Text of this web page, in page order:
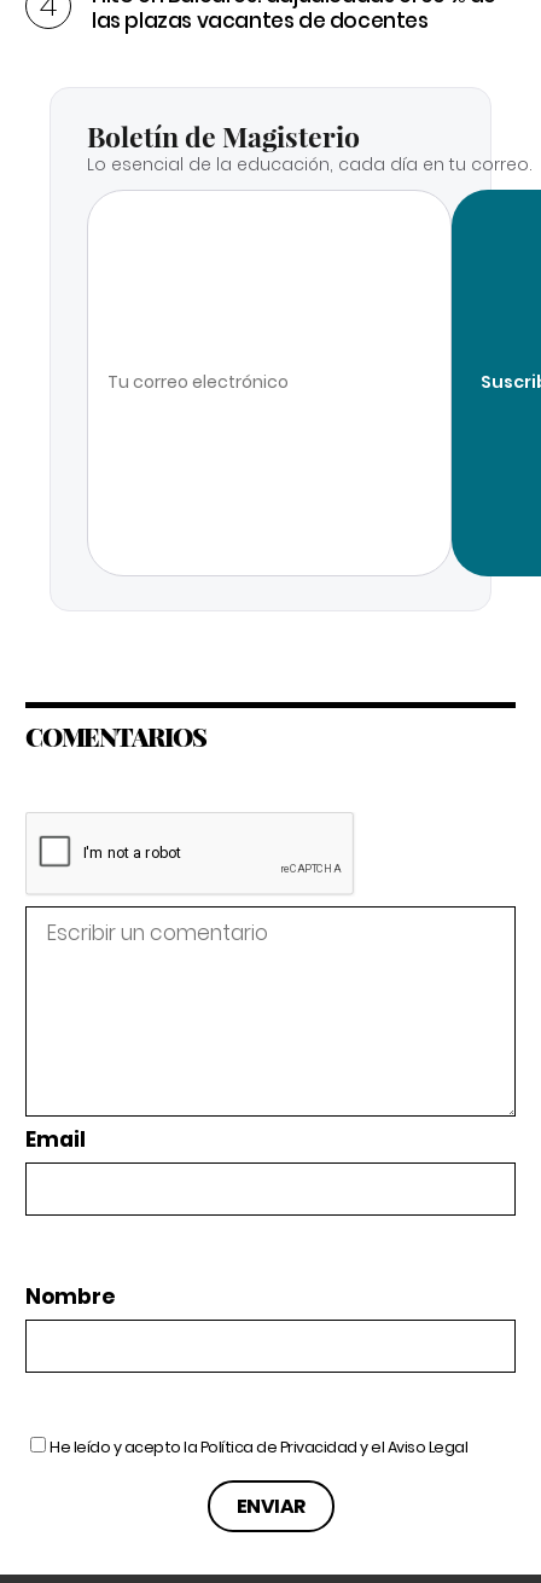
las plazas vacantes de docentes
Boletín de Magisterio
Lo esencial de la educación, cada día en tu correo.
COMENTARIOS
Email
Nombre
He leído y acepto laPolítica de Privacidady elAviso Legal